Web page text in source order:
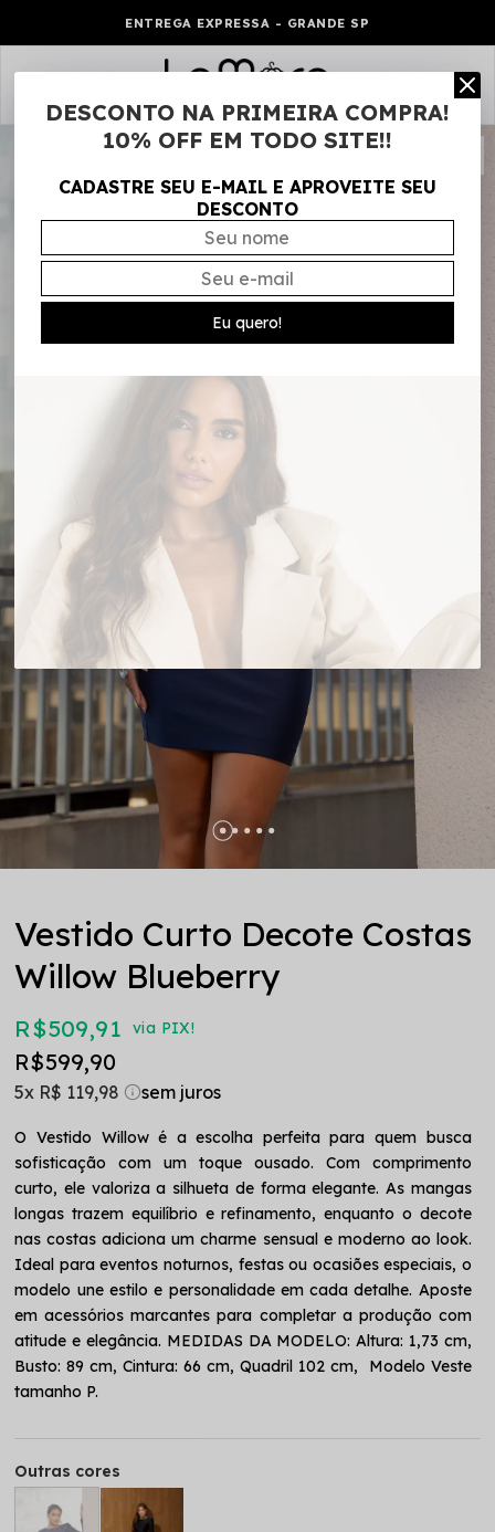
ENTREGA EXPRESSA - GRANDE SP
0
Vestido Curto Decote Costas
Willow Blueberry
R$ 509,91 via PIX!
R$ 599,90
5x R$ 119,98
O Vestido Willow é a escolha perfeita para quem busca
sofisticação com um toque ousado. Com comprimento
curto, ele valoriza a silhueta de forma elegante. As mangas
longas trazem equilíbrio e refinamento, enquanto o decote
nas costas adiciona um charme sensual e moderno ao look.
Ideal para eventos noturnos, festas ou ocasiões especiais, o
modelo une estilo e personalidade em cada detalhe. Aposte
em acessórios marcantes para completar a produção com
atitude e elegância. MEDIDAS DA MODELO: Altura: 1,73 cm,
Busto: 89 cm, Cintura: 66 cm, Quadril 102 cm, Modelo Veste
tamanho P.
Outras cores
DESCONTO NA PRIMEIRA COMPRA!
10% OFF EM TODO SITE!!
CADASTRE SEU E-MAIL E APROVEITE SEU
DESCONTO
Eu quero!